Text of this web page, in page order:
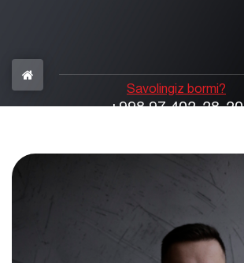
Savolingiz bormi?
+998 97 402-28-20